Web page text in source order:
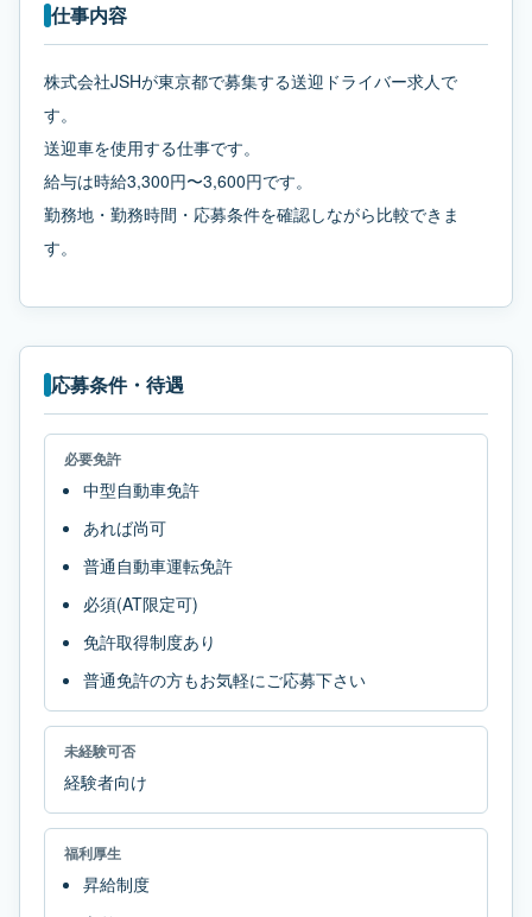
仕事内容
株式会社JSHが東京都で募集する送迎ドライバー求人で
す。
送迎車を使用する仕事です。
給与は時給3,300円〜3,600円です。
勤務地・勤務時間・応募条件を確認しながら比較できま
す。
応募条件・待遇
必要免許
中型自動車免許
あれば尚可
普通自動車運転免許
必須(AT限定可)
免許取得制度あり
普通免許の方もお気軽にご応募下さい
未経験可否
経験者向け
福利厚生
昇給制度